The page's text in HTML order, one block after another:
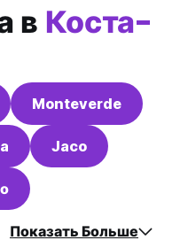
в Коста-
Monteverde
Jaco
Показать Больше